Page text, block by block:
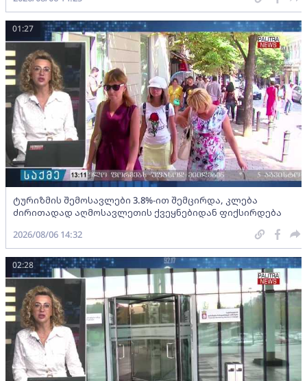
ტურიზმის შემოსავლები 3.8%-ით შემცირდა, კლება
ძირითადად აღმოსავლეთის ქვეყნებიდან ფიქსირდება
01:27
2026/08/06 14:32
02:28